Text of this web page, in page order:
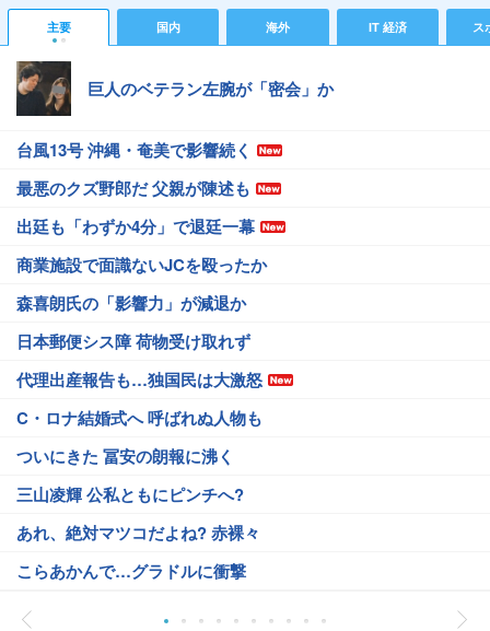
主要 国内 海外 IT 経済 ス
巨人のベテラン左腕が「密会」か
台風13号 沖縄・奄美で影響続く
最悪のクズ野郎だ 父親が陳述も
出廷も「わずか4分」で退廷一幕
商業施設で面識ないJCを殴ったか
森喜朗氏の「影響力」が減退か
日本郵便シス障 荷物受け取れず
代理出産報告も…独国民は大激怒
C・ロナ結婚式へ 呼ばれぬ人物も
ついにきた 冨安の朗報に沸く
三山凌輝 公私ともにピンチへ?
あれ、絶対マツコだよね? 赤裸々
こらあかんで…グラドルに衝撃